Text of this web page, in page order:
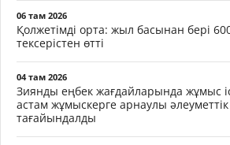
06 там 2026
Қолжетімді орта: жыл басынан бері
тексерістен өтті
04 там 2026
Зиянды еңбек жағдайларында жұмыс
астам жұмыскерге арнаулы
тағайындалды